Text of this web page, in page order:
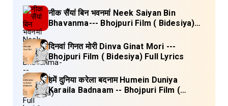
नीक सैंयां बिन भवनमां Neek Saiyan Bin
Bhavanma--- Bhojpuri Film ( Bidesiya)
दिनवां गिनत मोरी Dinva Ginat Mori ---
Bhojpuri Film ( Bidesiya) Full Lyrics
हमें दुनिया करेला बदनाम Humein Duniya
Karaila Badnaam -- Bhojpuri Film (
Bidesiya) Full Lyrics